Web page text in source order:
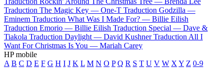
Traduction The Magic Key — One-T Traduction Godzilla —
Eminem Traduction What Was I Made For? — Billie Eilish
Traduction Emorio — Billie Eilish Traduction Special — Dave &
Tiakola Traduction Daylight — David Kushner Traduction All I
Want For Christmas Is You — Mariah Carey
HP mobile
A B C D E F G H I J K L M N O P Q R S T U V W X Y Z 0-9